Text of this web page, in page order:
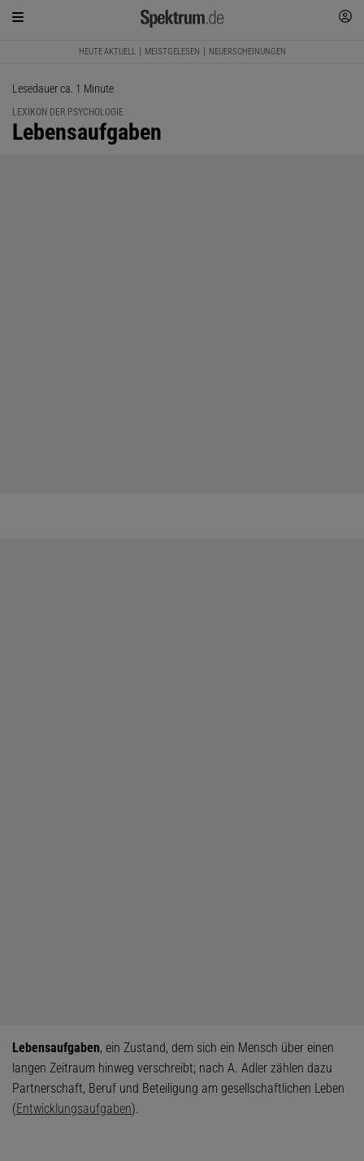
HEUTE AKTUELL MEISTGELESEN NEUERSCHEINUNGEN
Lesedauer ca. 1 Minute
LEXIKON DER PSYCHOLOGIE
:
Lebensaufgaben
Lebensaufgaben, ein Zustand, dem sich ein Mensch über einen
langen Zeitraum hinweg verschreibt; nach A. Adler zählen dazu
Partnerschaft, Beruf und Beteiligung am gesellschaftlichen Leben
(Entwicklungsaufgaben).